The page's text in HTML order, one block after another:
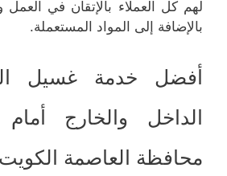
لهم كل العملاء بالإتقان في
بالإضافة إلى المواد المستعملة.
أفضل خدمة غسيل
الداخل والخارج
محافظة العاصمة الكويت